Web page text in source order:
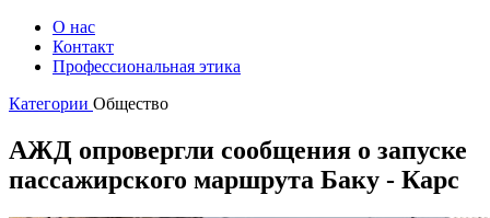
О нас
Контакт
Профессиональная этика
Категории Общество
АЖД опровергли сообщения о запуске
пассажирского маршрута Баку - Карс